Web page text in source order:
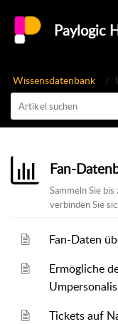
Paylogic
Wissensdatenbank
Fan-
Sammeln Sie
verbinden Sie
Fan-Daten
Ermögliche
Tickets auf